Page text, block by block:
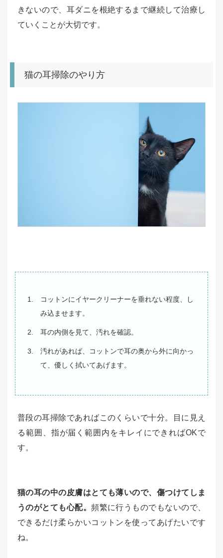
きないので、耳ダニを根絶するまで継続して治療し
ていくことが大切です。
猫の耳掃除のやり方
コットンにイヤークリーナーを垂れない程度、し
み込ませます。
耳の内側を見て、汚れを確認。
汚れがあれば、コットンで耳の奥から外に向かっ
て、優しく拭いてあげます。
普段の耳掃除であればこのくらいで十分。目に見え
る範囲、指が届く範囲内をキレイにできればOKで
す。
猫の耳の中の皮膚はとても薄いので、傷つけてしま
うのがとても心配。頻繁に行うものでもないので、
できるだけ柔らかいコットンを使ってあげたいです
ね。